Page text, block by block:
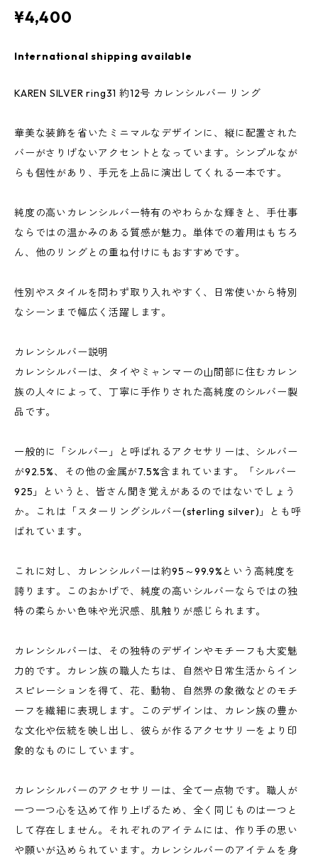
¥4,400
International shipping available
KAREN SILVER ring31 約12号 カレンシルバー リング
華美な装飾を省いたミニマルなデザインに、縦に配置された
バーがさりげないアクセントとなっています。シンプルなが
らも個性があり、手元を上品に演出してくれる一本です。
純度の高いカレンシルバー特有のやわらかな輝きと、手仕事
ならではの温かみのある質感が魅力。単体での着用はもちろ
ん、他のリングとの重ね付けにもおすすめです。
性別やスタイルを問わず取り入れやすく、日常使いから特別
なシーンまで幅広く活躍します。
カレンシルバー説明
カレンシルバーは、タイやミャンマーの山間部に住むカレン
族の人々によって、丁寧に手作りされた高純度のシルバー製
品です。
一般的に「シルバー」と呼ばれるアクセサリーは、シルバー
が92.5%、その他の金属が7.5%含まれています。「シルバー
925」というと、皆さん聞き覚えがあるのではないでしょう
か。これは「スターリングシルバー(sterling silver)」とも呼
ばれています。
これに対し、カレンシルバーは約95～99.9%という高純度を
誇ります。このおかげで、純度の高いシルバーならではの独
特の柔らかい色味や光沢感、肌触りが感じられます。
カレンシルバーは、その独特のデザインやモチーフも大変魅
力的です。カレン族の職人たちは、自然や日常生活からイン
スピレーションを得て、花、動物、自然界の象徴などのモチ
ーフを繊細に表現します。このデザインは、カレン族の豊か
な文化や伝統を映し出し、彼らが作るアクセサリーをより印
象的なものにしています。
カレンシルバーのアクセサリーは、全て一点物です。職人が
一つ一つ心を込めて作り上げるため、全く同じものは一つと
して存在しません。それぞれのアイテムには、作り手の思い
や願いが込められています。カレンシルバーのアイテムを身